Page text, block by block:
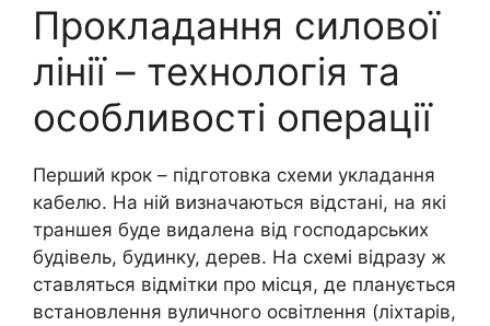
Прокладання силової
лінії – технологія та
особливості операції
Перший крок – підготовка схеми укладання
кабелю. На ній визначаються відстані, на які
траншея буде видалена від господарських
будівель, будинку, дерев. На схемі відразу ж
ставляться відмітки про місця, де планується
встановлення вуличного освітлення (ліхтарів,